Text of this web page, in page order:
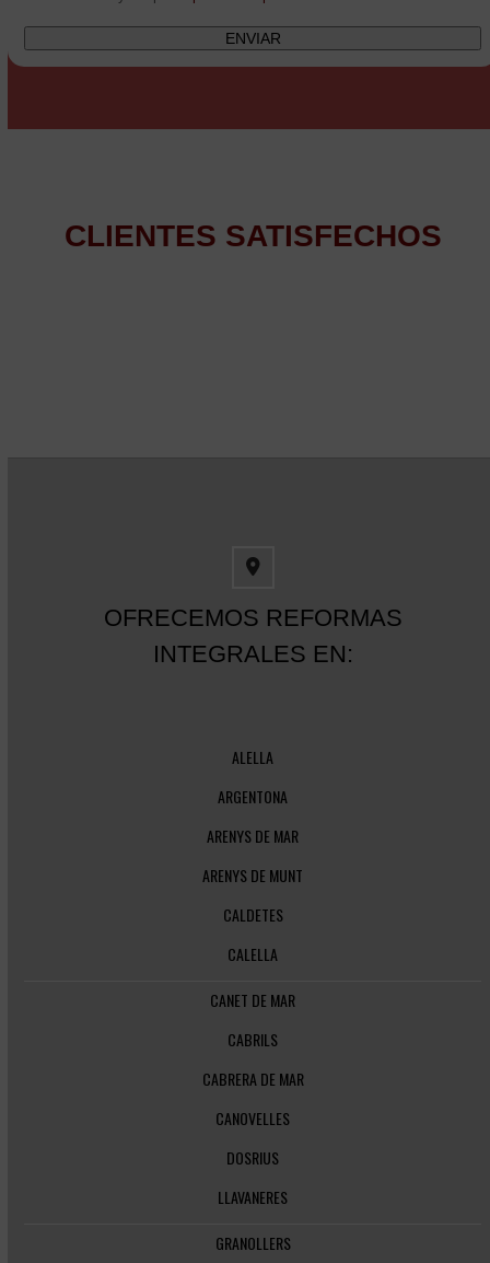
CLIENTES SATISFECHOS
OFRECEMOS REFORMAS
INTEGRALES EN:
ALELLA
ARGENTONA
ARENYS DE MAR
ARENYS DE MUNT
CALDETES
CALELLA
CANET DE MAR
CABRILS
CABRERA DE MAR
CANOVELLES
DOSRIUS
LLAVANERES
GRANOLLERS